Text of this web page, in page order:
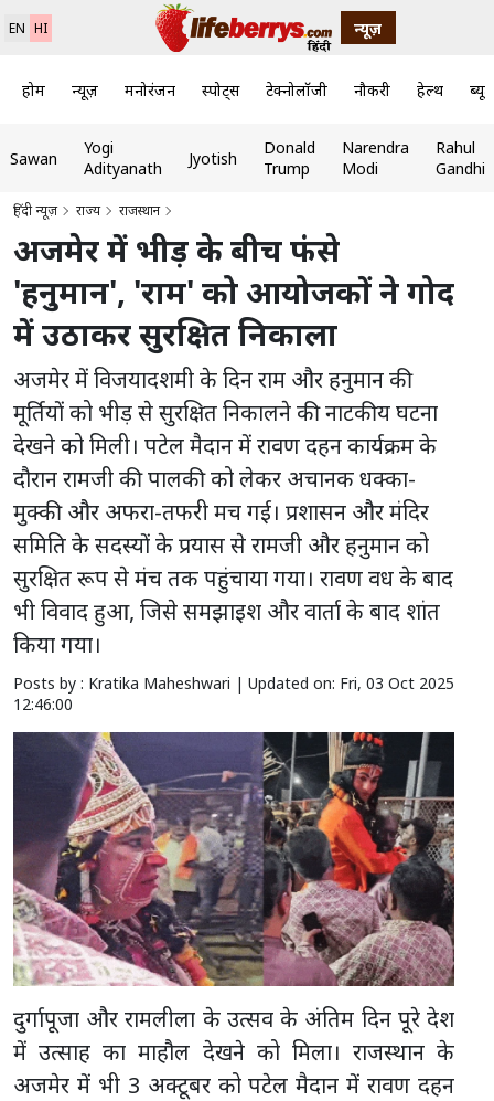
EN HI न्यूज़
होम न्यूज़ मनोरंजन स्पोर्ट्स टेक्नोलॉजी नौकरी हेल्थ
Sawan
Yogi
Adityanath
Jyotish
Donald
Trump
Narendra
Modi
Rahul
Gandhi
हिंदी न्यूज़ राज्य राजस्थान
अजमेर में भीड़ के बीच फंसे
'हनुमान', 'राम' को आयोजकों ने गोद
में उठाकर सुरक्षित निकाला
अजमेर में विजयादशमी के दिन राम और हनुमान की
मूर्तियों को भीड़ से सुरक्षित निकालने की नाटकीय घटना
देखने को मिली। पटेल मैदान में रावण दहन कार्यक्रम के
दौरान रामजी की पालकी को लेकर अचानक धक्का-
मुक्की और अफरा-तफरी मच गई। प्रशासन और मंदिर
समिति के सदस्यों के प्रयास से रामजी और हनुमान को
सुरक्षित रूप से मंच तक पहुंचाया गया। रावण वध के बाद
भी विवाद हुआ, जिसे समझाइश और वार्ता के बाद शांत
किया गया।
Posts by : Kratika Maheshwari | Updated on: Fri, 03 Oct 2025
12:46:00
दुर्गापूजा और रामलीला के उत्सव के अंतिम दिन पूरे देश
में उत्साह का माहौल देखने को मिला। राजस्थान के
अजमेर में भी 3 अक्टूबर को पटेल मैदान में रावण दहन